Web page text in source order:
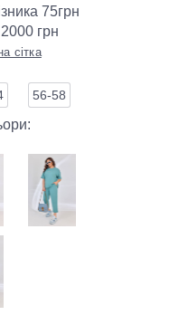
75грн
грн
сітка
56-58